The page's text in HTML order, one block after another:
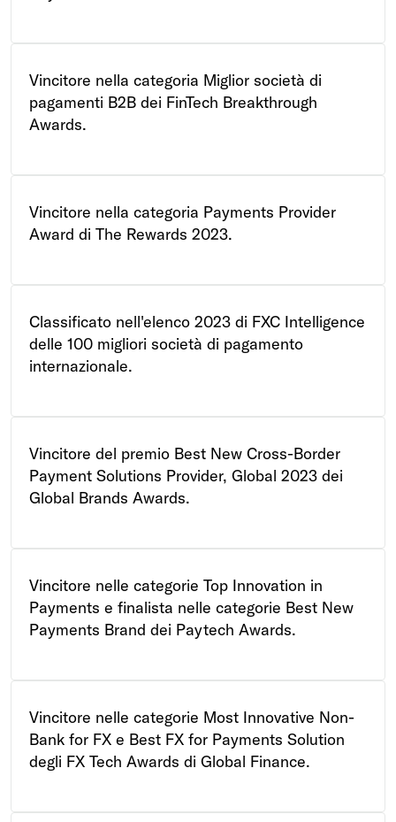
Vincitore nella categoria Miglior società di
pagamenti B2B dei FinTech Breakthrough
Awards.
Vincitore nella categoria Payments Provider
Award di The Rewards 2023.
Classificato nell'elenco 2023 di FXC Intelligence
delle 100 migliori società di pagamento
internazionale.
Vincitore del premio Best New Cross-Border
Payment Solutions Provider, Global 2023 dei
Global Brands Awards.
Vincitore nelle categorie Top Innovation in
Payments e finalista nelle categorie Best New
Payments Brand dei Paytech Awards.
Vincitore nelle categorie Most Innovative Non-
Bank for FX e Best FX for Payments Solution
degli FX Tech Awards di Global Finance.